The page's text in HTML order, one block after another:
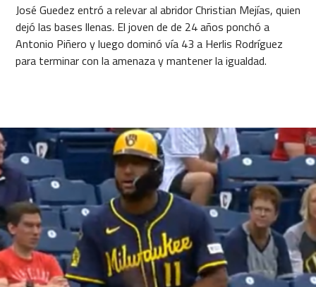
José Guedez entró a relevar al abridor Christian Mejías, quien
dejó las bases llenas. El joven de de 24 años ponchó a
Antonio Piñero y luego dominó vía 43 a Herlis Rodríguez
para terminar con la amenaza y mantener la igualdad.